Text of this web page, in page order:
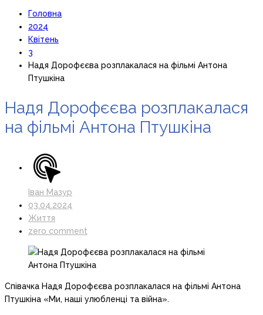
Головна
2024
Квітень
3
Надя Дорофєєва розплакалася на фільмі Антона
Птушкіна
Надя Дорофєєва розплакалася
на фільмі Антона Птушкіна
Іван Мазур
03.04.2024
Життя
zero comment
Співачка Надя Дорофєєва розплакалася на фільмі Антона
Птушкіна «Ми, наші улюбленці та війна».